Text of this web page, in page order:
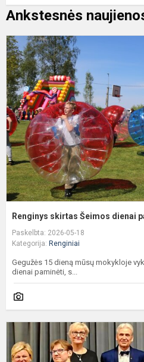
Ankstesnės
Renginys skirtas Šeimos dienai
Paskelbta: 2026-05-18
Kategorija: Renginiai
Gegužės 15 dieną mūsų mokykloje
dienai paminėti, s...